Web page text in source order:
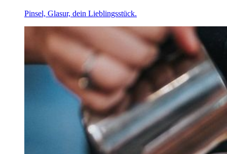
Pinsel, Glasur, dein Lieblingsstück.